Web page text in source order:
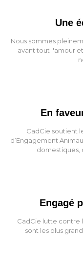
Une
Nous sommes
avant tout l'amour
En
CadCie soutient
d’Engagement
domestiques,
Engagé
CadCie lutte contre
sont les plus